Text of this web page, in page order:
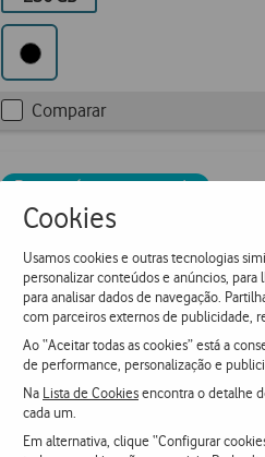
Cookies
Usamos cookies e outras tecnologias
personalizar conteúdos e anúncios,
para analisar dados de navegação.
com parceiros externos de publicidade,
Ao “Aceitar todas as cookies” está a
de performance, personalização e
Na Lista de Cookiesencontra o detalhe
cada um.
Em alternativa, clique “Configurar
Checkbox
Comparar
Preço mínimo garantido